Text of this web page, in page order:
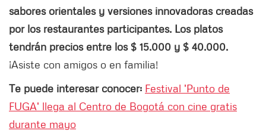
sabores orientales y versiones innovadoras creadas
por los restaurantes participantes. Los platos
tendrán precios entre los $ 15.000 y $ 40.000.
¡Asiste con amigos o en familia!
Te puede interesar conocer: Festival 'Punto de
FUGA' llega al Centro de Bogotá con cine gratis
durante mayo